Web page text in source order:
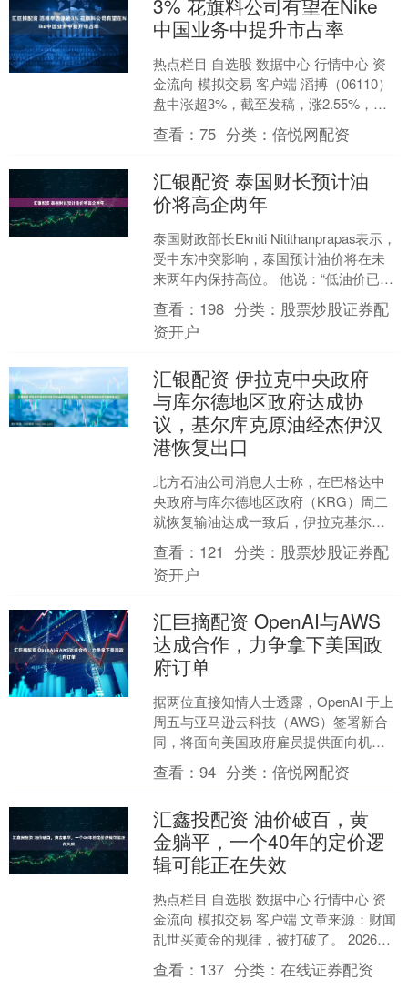
3% 花旗料公司有望在Nike
中国业务中提升市占率
热点栏目 自选股 数据中心 行情中心 资
金流向 模拟交易 客户端 滔搏（06110）
盘中涨超3%，截至发稿，涨2.55%，报
2.82港元，成交额753.56万港....
查看：75 分类：倍悦网配资
汇银配资 泰国财长预计油
价将高企两年
泰国财政部长Ekniti Nitithanprapas表示，
受中东冲突影响，泰国预计油价将在未
来两年内保持高位。 他说：“低油价已经
成为过去，至少在未来一两年内....
查看： 198 分类： 股票炒股证券配
资开户
汇银配资 伊拉克中央政府
与库尔德地区政府达成协
议，基尔库克原油经杰伊汉
港恢复出口
北方石油公司消息人士称，在巴格达中
央政府与库尔德地区政府（KRG）周二
就恢复输油达成一致后，伊拉克基尔库
克油田经土耳其杰伊汉港的原油管道出
口已恢复。 库尔德地区....
查看： 121 分类： 股票炒股证券配
资开户
汇巨摘配资 OpenAI与AWS
达成合作，力争拿下美国政
府订单
据两位直接知情人士透露，OpenAI 于上
周五与亚马逊云科技（AWS）签署新合
同，将面向美国政府雇员提供面向机密
与非机密场景的人工智能服务。 知情人
士称，这份协....
查看：94 分类：倍悦网配资
汇鑫投配资 油价破百，黄
金躺平，一个40年的定价逻
辑可能正在失效
热点栏目 自选股 数据中心 行情中心 资
金流向 模拟交易 客户端 文章来源：财闻
乱世买黄金的规律，被打破了。 2026年3
月以来，全球大宗商品市场上演了一场
颇....
查看： 137 分类：在线证券配资